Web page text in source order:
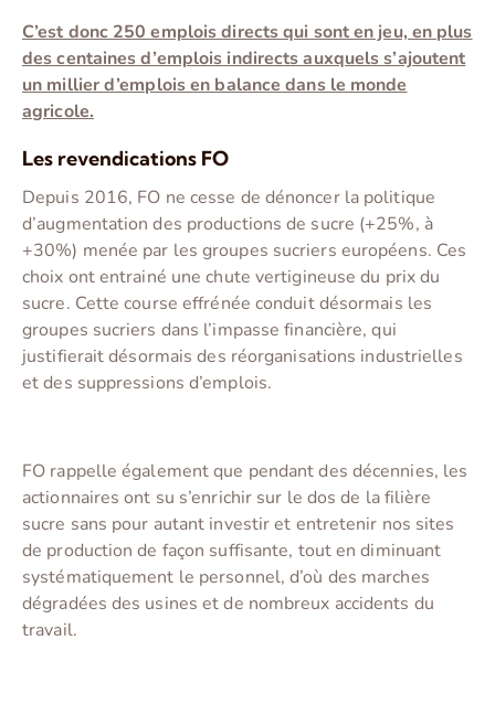
C’est donc 250 emplois directs qui sont en jeu, en plus
des centaines d’emplois indirects auxquels s’ajoutent
un millier d’emplois en balance dans le monde
agricole.
Les revendications FO
Depuis 2016, FO ne cesse de dénoncer la politique
d’augmentation des productions de sucre (+25%, à
+30%) menée par les groupes sucriers européens. Ces
choix ont entrainé une chute vertigineuse du prix du
sucre. Cette course effrénée conduit désormais les
groupes sucriers dans l’impasse financière, qui
justifierait désormais des réorganisations industrielles
et des suppressions d’emplois.
FO rappelle également que pendant des décennies, les
actionnaires ont su s’enrichir sur le dos de la filière
sucre sans pour autant investir et entretenir nos sites
de production de façon suffisante, tout en diminuant
systématiquement le personnel, d’où des marches
dégradées des usines et de nombreux accidents du
travail.